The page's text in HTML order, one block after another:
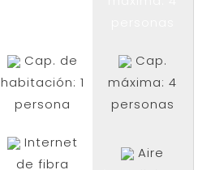
Cap. de
habitación: 1
persona
Cap.
máxima: 4
personas
Internet
de fibra
Aire